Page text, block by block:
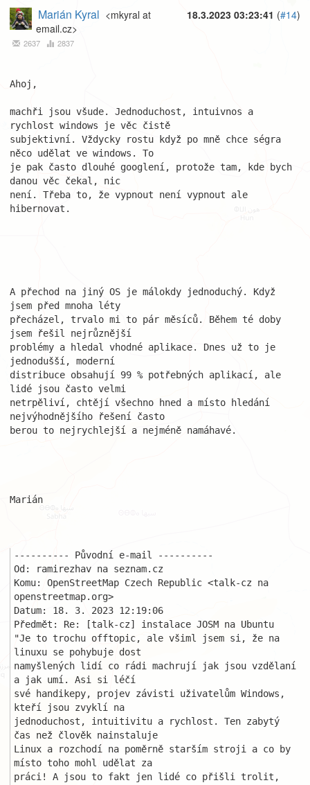
18.3.2023 03:23:41 (#14)
Marián Kyral <mkyral at
email.cz>
2637 2837
Ahoj,
machři jsou všude. Jednoduchost, intuivnos a
rychlost windows je věc čistě
subjektivní. Vždycky rostu když po mně chce ségra
něco udělat ve windows. To
je pak často dlouhé googlení, protože tam, kde bych
danou věc čekal, nic
není. Třeba to, že vypnout není vypnout ale
hibernovat.
A přechod na jiný OS je málokdy jednoduchý. Když
jsem před mnoha léty
přecházel, trvalo mi to pár měsíců. Během té doby
jsem řešil nejrůznější
problémy a hledal vhodné aplikace. Dnes už to je
jednodušší, moderní
distribuce obsahují 99 % potřebných aplikací, ale
lidé jsou často velmi
netrpěliví, chtějí všechno hned a místo hledání
nejvýhodnějšího řešení často
berou to nejrychlejší a nejméně namáhavé.
Marián
---------- Původní e-mail ----------
Od: ramirezhav na seznam.cz
Komu: OpenStreetMap Czech Republic <talk-cz na
openstreetmap.org>
Datum: 18. 3. 2023 12:19:06
Předmět: Re: [talk-cz] instalace JOSM na Ubuntu
"Je to trochu offtopic, ale všiml jsem si, že na
linuxu se pohybuje dost
namyšlených lidí co rádi machrují jak jsou vzdělaní
a jak umí. Asi si léčí
své handikepy, projev závisti uživatelům Windows,
kteří jsou zvyklí na
jednoduchost, intuitivitu a rychlost. Ten zabytý
čas než člověk nainstaluje
Linux a rozchodí na poměrně starším stroji a co by
místo toho mohl udělat za
práci! A jsou to fakt jen lidé co přišli trolit,